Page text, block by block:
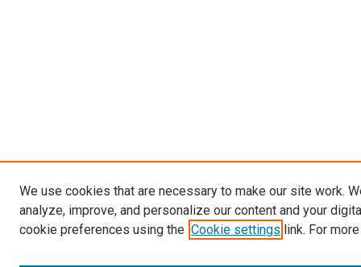
We use cookies that are necessary to make our site work.
analyze, improve, and personalize our content and your
cookie preferences using the Cookie settings link. For